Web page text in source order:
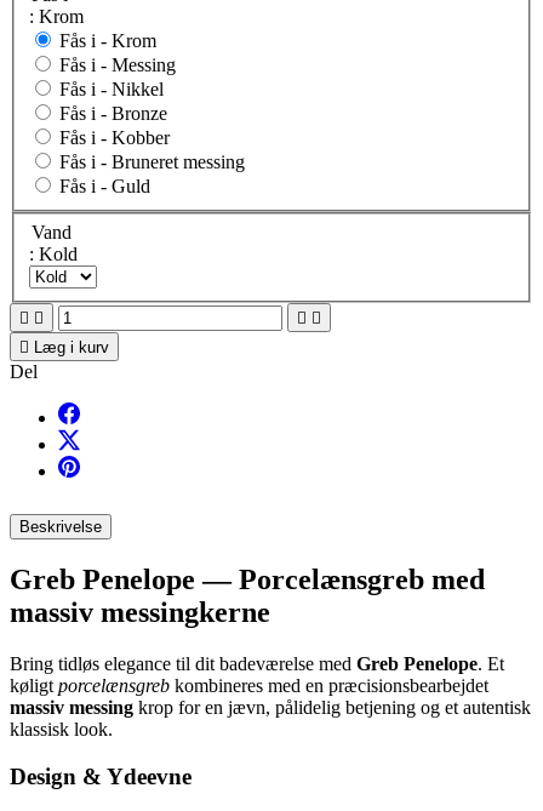
: Krom
Fås i - Krom
Fås i - Messing
Fås i - Nikkel
Fås i - Bronze
Fås i - Kobber
Fås i - Bruneret messing
Fås i - Guld
Vand
: Kold
   
 Læg i kurv
Del
Beskrivelse
Greb Penelope — Porcelænsgreb med
massiv messingkerne
Bring tidløs elegance til dit badeværelse med Greb Penelope. Et
køligt porcelænsgreb kombineres med en præcisionsbearbejdet
massiv messing krop for en jævn, pålidelig betjening og et autentisk
klassisk look.
Design & Ydeevne